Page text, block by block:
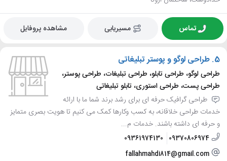
تماس مسیریابی مشاهده پروفایل
5. طراحی لوگو و پوستر تبلیغاتی
طراحی لوگو، طراحی تابلو، طراحی تبلیغات، طراحی پوستر،
طراحی پست، طراحی استوری، تابلو تبلیغاتی
طراحی گرافیک حرفه ای برای رشد برند شما ما با ارائه
خدمات طراحی خلاقانه، به کسب وکارها کمک می کنیم تا هویت بصری متمایز
و حرفه ای داشته باشند. خدمات م...
09370806974
09361974130
fallahmahdi814@gmail.com